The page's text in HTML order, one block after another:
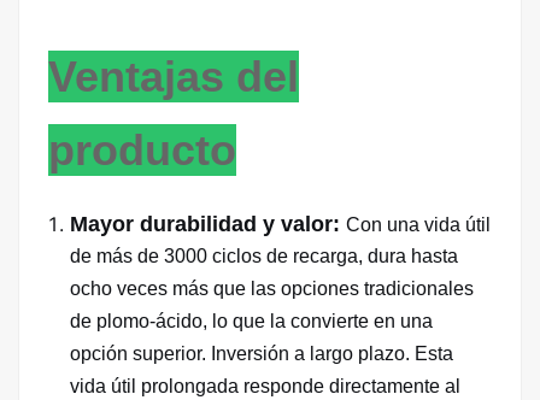
Ventajas del
producto
Mayor durabilidad y valor: Con una vida útil
de más de 3000 ciclos de recarga, dura hasta
ocho veces más que las opciones tradicionales
de plomo-ácido, lo que la convierte en una
opción superior. Inversión a largo plazo. Esta
vida útil prolongada responde directamente al